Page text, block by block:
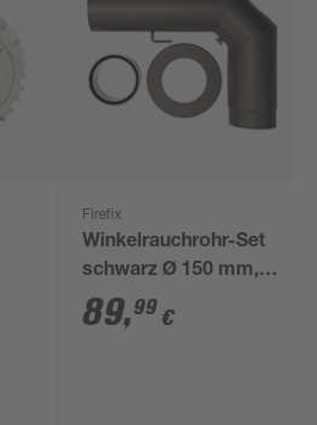
Firefix
Winkelrauchrohr-Set
schwarz Ø 150 mm,
3-teilig
89,99 €